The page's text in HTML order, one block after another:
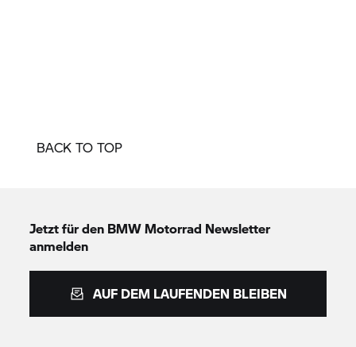
BACK TO TOP
Jetzt für den BMW Motorrad Newsletter
anmelden
AUF DEM LAUFENDEN BLEIBEN